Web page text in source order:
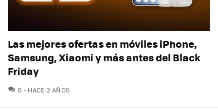
Las mejores ofertas en móviles iPhone,
Samsung, Xiaomi y más antes del Black
Friday
0 COMENTARIOS
HACE 2 AÑOS